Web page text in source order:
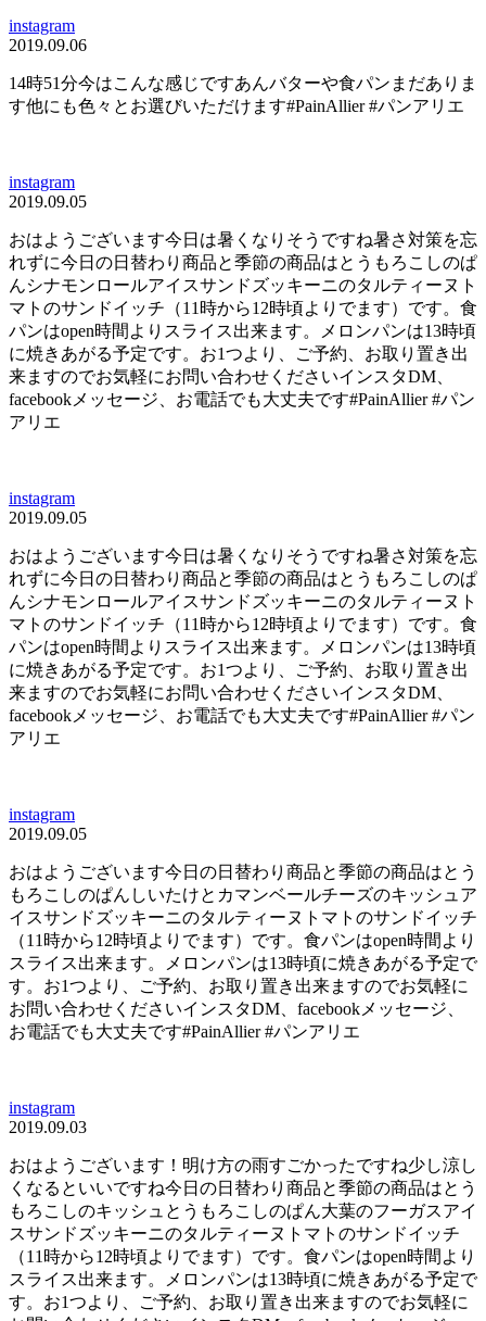
instagram
2019.09.06
14時51分今はこんな感じですあんバターや食パンまだありま
す他にも色々とお選びいただけます#PainAllier #パンアリエ
instagram
2019.09.05
おはようございます今日は暑くなりそうですね暑さ対策を忘
れずに今日の日替わり商品と季節の商品はとうもろこしのぱ
んシナモンロールアイスサンドズッキーニのタルティーヌト
マトのサンドイッチ（11時から12時頃よりでます）です。食
パンはopen時間よりスライス出来ます。メロンパンは13時頃
に焼きあがる予定です。お1つより、ご予約、お取り置き出
来ますのでお気軽にお問い合わせくださいインスタDM、
facebookメッセージ、お電話でも大丈夫です#PainAllier #パン
アリエ
instagram
2019.09.05
おはようございます今日は暑くなりそうですね暑さ対策を忘
れずに今日の日替わり商品と季節の商品はとうもろこしのぱ
んシナモンロールアイスサンドズッキーニのタルティーヌト
マトのサンドイッチ（11時から12時頃よりでます）です。食
パンはopen時間よりスライス出来ます。メロンパンは13時頃
に焼きあがる予定です。お1つより、ご予約、お取り置き出
来ますのでお気軽にお問い合わせくださいインスタDM、
facebookメッセージ、お電話でも大丈夫です#PainAllier #パン
アリエ
instagram
2019.09.05
おはようございます今日の日替わり商品と季節の商品はとう
もろこしのぱんしいたけとカマンベールチーズのキッシュア
イスサンドズッキーニのタルティーヌトマトのサンドイッチ
（11時から12時頃よりでます）です。食パンはopen時間より
スライス出来ます。メロンパンは13時頃に焼きあがる予定で
す。お1つより、ご予約、お取り置き出来ますのでお気軽に
お問い合わせくださいインスタDM、facebookメッセージ、
お電話でも大丈夫です#PainAllier #パンアリエ
instagram
2019.09.03
おはようございます！明け方の雨すごかった️ですね少し涼し
くなるといいですね今日の日替わり商品と季節の商品はとう
もろこしのキッシュとうもろこしのぱん大葉のフーガスアイ
スサンドズッキーニのタルティーヌトマトのサンドイッチ
（11時から12時頃よりでます）です。食パンはopen時間より
スライス出来ます。メロンパンは13時頃に焼きあがる予定で
す。お1つより、ご予約、お取り置き出来ますのでお気軽に